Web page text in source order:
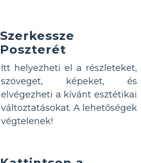
Szerkessze
Poszterét
Itt helyezheti el a részleteket,
szöveget, képeket, és
elvégezheti a kívánt esztétikai
változtatásokat. A lehetőségek
végtelenek!